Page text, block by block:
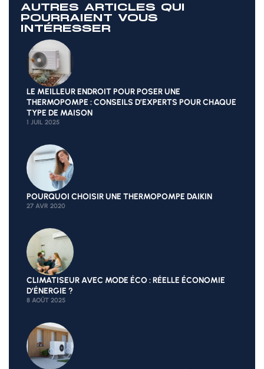
AUTRES ARTICLES QUI
POURRAIENT VOUS
INTÉRESSER
LE MEILLEUR ENDROIT POUR POSER UNE
THERMOPOMPE : CONSEILS D’EXPERTS POUR CHAQUE
TYPE DE MAISON
1 JUIL 2025
POURQUOI CHOISIR UNE THERMOPOMPE DAIKIN
27 AVR 2020
CLIMATISEUR AVEC MODE ÉCO : RÉELLE ÉCONOMIE
D’ÉNERGIE ?
8 AOÛT 2025